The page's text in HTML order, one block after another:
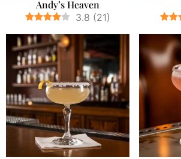
Andy’s Heaven
3.8 (21)